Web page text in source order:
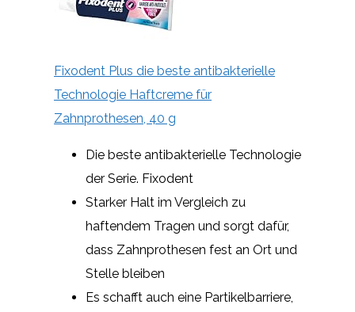
Fixodent Plus die beste antibakterielle
Technologie Haftcreme für
Zahnprothesen, 40 g
Die beste antibakterielle Technologie
der Serie. Fixodent
Starker Halt im Vergleich zu
haftendem Tragen und sorgt dafür,
dass Zahnprothesen fest an Ort und
Stelle bleiben
Es schafft auch eine Partikelbarriere,